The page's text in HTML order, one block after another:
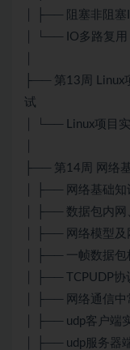
│ ├── 阻塞非阻塞
│ └── IO多路复用
├── 第13周 Linux
试
│ └── Linux项目
├── 第14周 网络
│ ├── 网络基础知
│ ├── 数据包内网
│ ├── 网络模型及
│ ├── 一帧数据包
│ ├── TCPUDP协
│ ├── 网络通信中
│ ├── udp客户端
│ ├── udp服务器